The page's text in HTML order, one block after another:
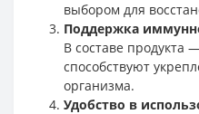
выбором для
Поддержка
В составе продукта
способствуют
организма.
Удобство в